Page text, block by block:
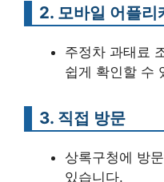
2. 모바일 어플리
주정차 과태료
쉽게 확인할 수
3. 직접 방문
상록구청에 방
있습니다.